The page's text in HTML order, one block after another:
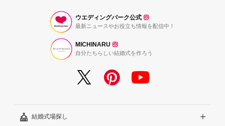
ウエディングパーク公式
最新ニュースやお役立ち情報を配信中！
MICHINARU
自分たちらしい結婚式を作ろう
結婚式場探し